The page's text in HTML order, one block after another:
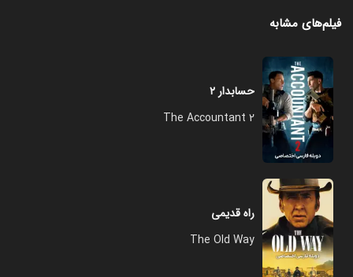
فیلم‌های مشابه
حسابدار ۲
The Accountant 2
راه قدیمی
The Old Way